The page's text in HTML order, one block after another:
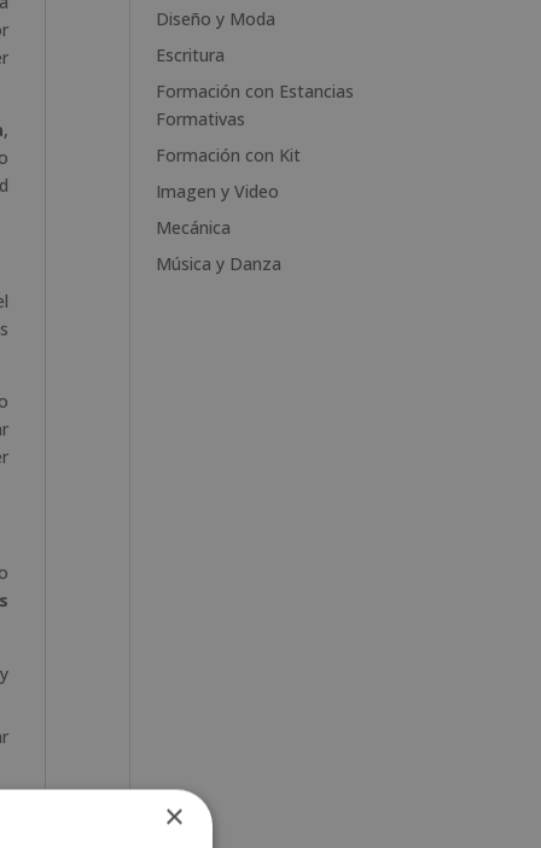
,
e
Diseño y Moda
Escritura
Formación con Estancias
Formativas
Formación con Kit
Imagen y Video
Mecánica
Música y Danza
×